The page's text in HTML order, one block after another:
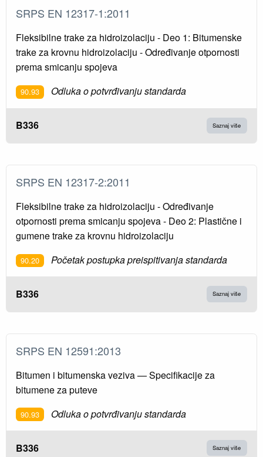
SRPS EN 12317-1:2011
Fleksibilne trake za hidroizolaciju - Deo 1: Bitumenske
trake za krovnu hidroizolaciju - Određivanje otpornosti
prema smicanju spojeva
90.93 Odluka o potvrđivanju standarda
B336 Saznaj više
SRPS EN 12317-2:2011
Fleksibilne trake za hidroizolaciju - Određivanje
otpornosti prema smicanju spojeva - Deo 2: Plastične i
gumene trake za krovnu hidroizolaciju
90.20 Početak postupka preispitivanja standarda
B336 Saznaj više
SRPS EN 12591:2013
Bitumen i bitumenska veziva — Specifikacije za
bitumene za puteve
90.93 Odluka o potvrđivanju standarda
B336 Saznaj više